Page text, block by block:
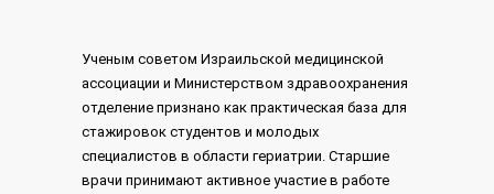
Ученым советом Израильской медицинской
ассоциации и Министерством здравоохранения
отделение признано как практическая база для
стажировок студентов и молодых
специалистов в области гериатрии. Старшие
врачи принимают активное участие в работе